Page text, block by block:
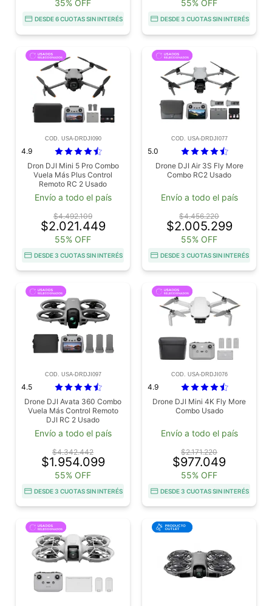
35% OFF
DESDE 6 CUOTAS SIN INTERÉS
55% OFF
DESDE 3 CUOTAS SIN INTERÉS
COD. USA-DRDJI090
4.9
Dron DJI Mini 5 Pro Combo
Vuela Más Plus Control
Remoto RC 2 Usado
Envío a todo el país
$4.492.109
$2.021.449
55% OFF
DESDE 3 CUOTAS SIN INTERÉS
COD. USA-DRDJI077
5.0
Drone DJI Air 3S Fly More
Combo RC2 Usado
Envío a todo el país
$4.456.220
$2.005.299
55% OFF
DESDE 3 CUOTAS SIN INTERÉS
COD. USA-DRDJI097
4.5
Drone DJI Avata 360 Combo
Vuela Más Control Remoto
DJI RC 2 Usado
Envío a todo el país
$4.342.442
$1.954.099
55% OFF
DESDE 3 CUOTAS SIN INTERÉS
COD. USA-DRDJI076
4.9
Drone DJI Mini 4K Fly More
Combo Usado
Envío a todo el país
$2.171.220
$977.049
55% OFF
DESDE 3 CUOTAS SIN INTERÉS